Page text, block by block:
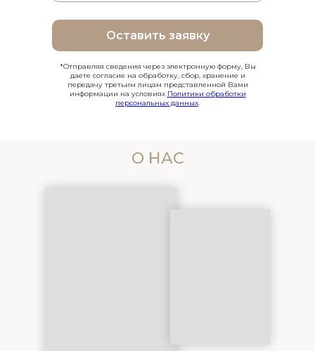
Оставить заявку
*Отправляя сведения через электронную форму, Вы
даете согласие на обработку, сбор, хранение и
передачу третьим лицам представленной Вами
информации на условиях Политики обработки
персональных данных.
О НАС